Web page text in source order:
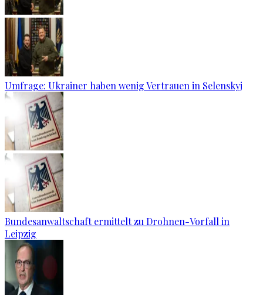
Umfrage: Ukrainer haben wenig Vertrauen in Selenskyj
Bundesanwaltschaft ermittelt zu Drohnen-Vorfall in
Leipzig